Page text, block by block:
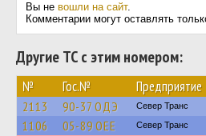
Вы не вошли на сайт.
Комментарии могут оставлять
Другие ТС с этим номером:
№ Гос.№ Предприятие
2113 90-37 ОДЭ Север Транс
1106 05-89 ОЕЕ Север Транс